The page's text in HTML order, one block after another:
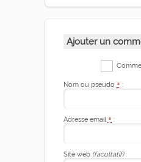
Ajouter un
Nom ou pseudo * :
Adresse email * :
Site web (facultatif):